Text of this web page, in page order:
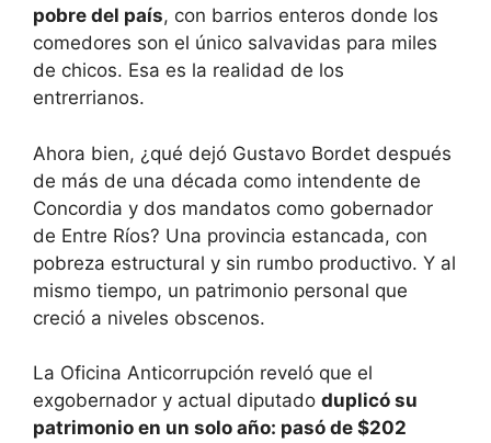
pobre del país, con barrios enteros donde los
comedores son el único salvavidas para miles
de chicos. Esa es la realidad de los
entrerrianos.
Ahora bien, ¿qué dejó Gustavo Bordet después
de más de una década como intendente de
Concordia y dos mandatos como gobernador
de Entre Ríos? Una provincia estancada, con
pobreza estructural y sin rumbo productivo. Y al
mismo tiempo, un patrimonio personal que
creció a niveles obscenos.
La Oficina Anticorrupción reveló que el
exgobernador y actual diputado duplicó su
patrimonio en un solo año: pasó de $202